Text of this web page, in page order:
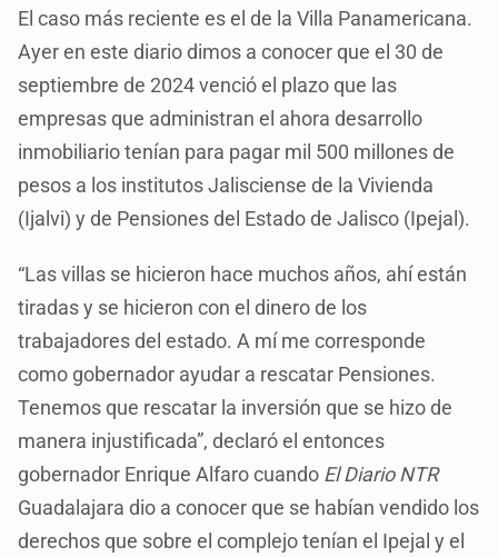
El caso más reciente es el de la Villa Panamericana.
Ayer en este diario dimos a conocer que el 30 de
septiembre de 2024 venció el plazo que las
empresas que administran el ahora desarrollo
inmobiliario tenían para pagar mil 500 millones de
pesos a los institutos Jalisciense de la Vivienda
(Ijalvi) y de Pensiones del Estado de Jalisco (Ipejal).
“Las villas se hicieron hace muchos años, ahí están
tiradas y se hicieron con el dinero de los
trabajadores del estado. A mí me corresponde
como gobernador ayudar a rescatar Pensiones.
Tenemos que rescatar la inversión que se hizo de
manera injustificada”, declaró el entonces
gobernador Enrique Alfaro cuando El Diario NTR
Guadalajara dio a conocer que se habían vendido los
derechos que sobre el complejo tenían el Ipejal y el